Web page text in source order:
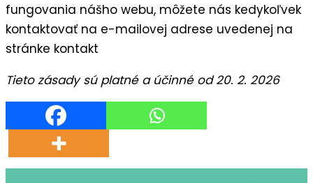
fungovania nášho webu, môžete nás kedykoľvek
kontaktovať na e-mailovej adrese uvedenej na
stránke kontakt
Tieto zásady sú platné a účinné od 20. 2. 2026